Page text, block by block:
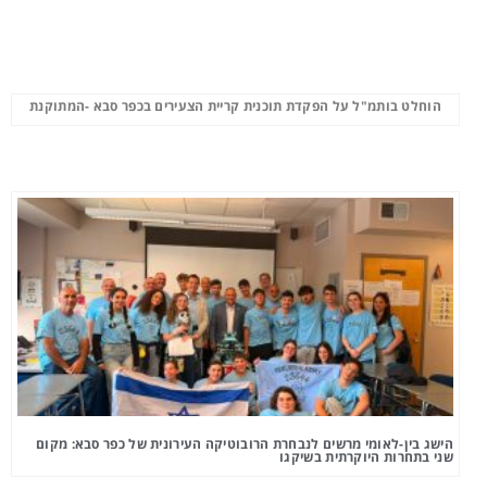
הוחלט בותמ"ל על הפקדת תוכנית קריית הצעירים בכפר סבא -המתוקנת
הישג בין-לאומי מרשים לנבחרת הרובוטיקה העירונית של כפר סבא: מקום
שני בתחרות היוקרתית בשיקגו